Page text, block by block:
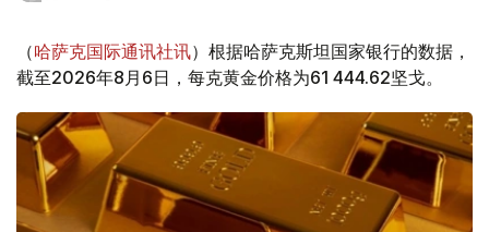
（哈萨克国际通讯社讯）根据哈萨克斯坦国家银行的数据，
截至2026年8月6日，每克黄金价格为61 444.62坚戈。